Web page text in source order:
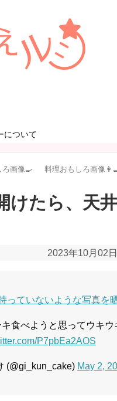
について
ろ画像🍳 料理おもしろ画像
けたら、天
2023年10月02日
っていないような写真を
食べようと思ってウキ
P7pbEa2AOS
(@gi_kun_cake) May 2,